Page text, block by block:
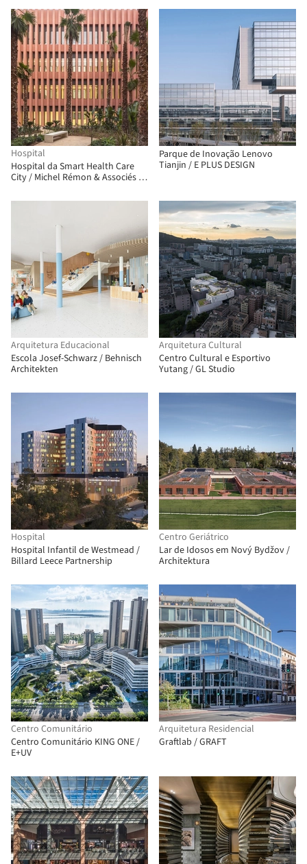
Hospital
Hospital da Smart Health Care
City / Michel Rémon & Associés +
Parque de Inovação Lenovo
Tianjin / E PLUS DESIGN
Arquitetura Educacional
Escola Josef-Schwarz / Behnisch
Architekten
Arquitetura Cultural
Centro Cultural e Esportivo
Yutang / GL Studio
Hospital
Hospital Infantil de Westmead /
Billard Leece Partnership
Centro Geriátrico
Lar de Idosos em Nový Bydžov /
Architektura
Centro Comunitário
Centro Comunitário KING ONE /
E+UV
Arquitetura Residencial
Graftlab / GRAFT